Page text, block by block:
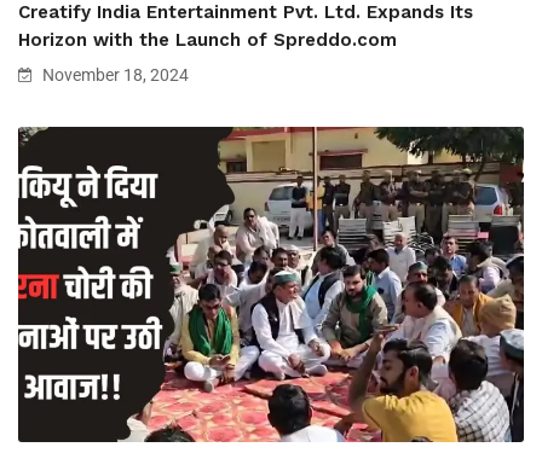
Creatify India Entertainment Pvt. Ltd. Expands Its
Horizon with the Launch of Spreddo.com
November 18, 2024